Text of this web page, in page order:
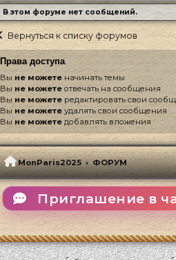
В этом форуме нет сообщений.
Вернуться к списку форумов
Права доступа
Выне можете начинать темы
Вы не можете отвечать на сообщения
Вы не можетередактировать свои
Вы не можетеудалять свои сообщения
Вы не можетедобавлять вложения
MonParis2025 ФОРУМ
Приглашение в